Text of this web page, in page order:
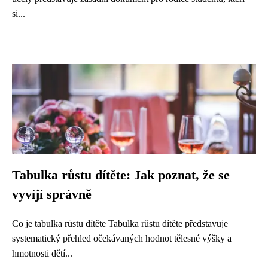
si...
Tabulka růstu dítěte: Jak poznat, že se
vyvíjí správně
Co je tabulka růstu dítěte Tabulka růstu dítěte představuje
systematický přehled očekávaných hodnot tělesné výšky a
hmotnosti dětí...